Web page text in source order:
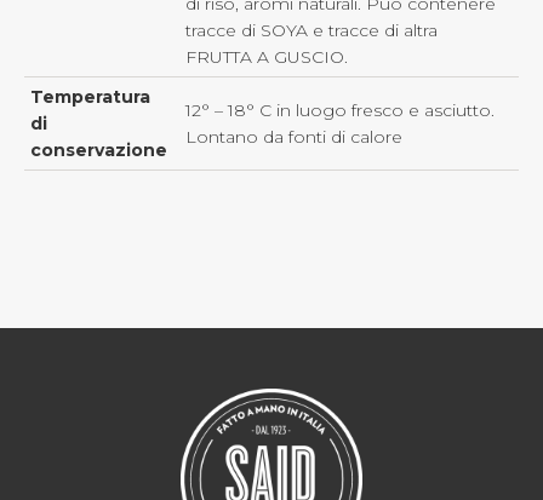
tracce di SOYA e tracce di altra
FRUTTA A GUSCIO.
Temperatura
di
conservazione
12° – 18° C in luogo fresco e asciutto.
Lontano da fonti di calore